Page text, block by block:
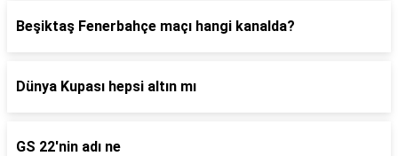
Beşiktaş Fenerbahçe maçı hangi kanalda?
Dünya Kupası hepsi altın mı
GS 22'nin adı ne